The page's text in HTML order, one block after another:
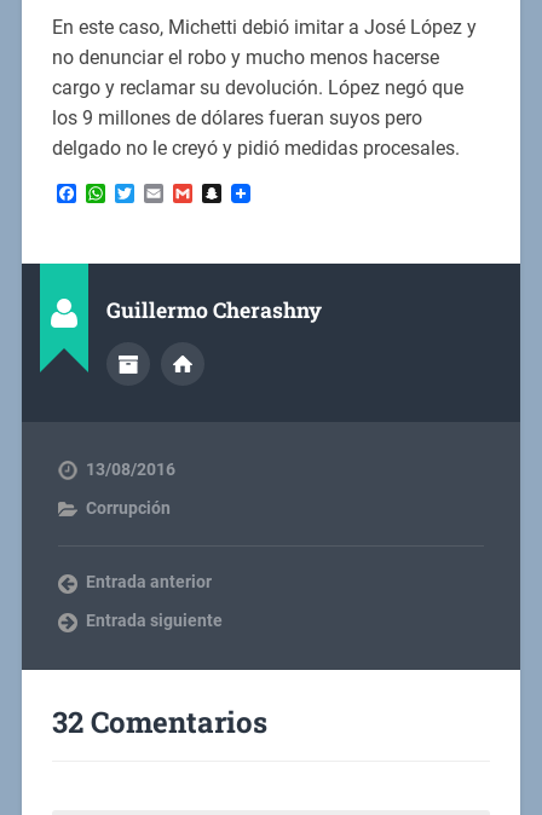
En este caso, Michetti debió imitar a José López y
no denunciar el robo y mucho menos hacerse
cargo y reclamar su devolución. López negó que
los 9 millones de dólares fueran suyos pero
delgado no le creyó y pidió medidas procesales.
Facebook
WhatsApp
Twitter
EmailGmailSnapchat
Guillermo Cherashny
13/08/2016
Corrupción
Entrada anterior
Entrada siguiente
32 Comentarios